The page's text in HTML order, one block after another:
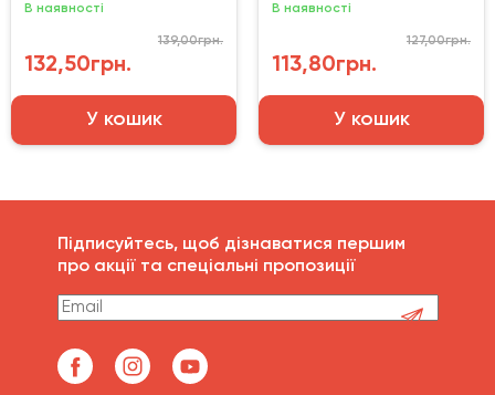
В наявності
132,50грн.
139,00грн.
У кошик
В наявності
113,80грн.
127,00грн.
У кошик
Підписуйтесь, щоб дізнаватися першим
про акції та спеціальні пропозиції